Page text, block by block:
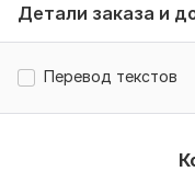
Детали заказа и
Перевод текстов